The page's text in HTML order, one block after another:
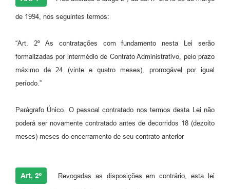
de 1994, nos seguintes termos:
“Art. 2º As contratações com fundamento nesta Lei serão
formalizadas por intermédio de Contrato Administrativo, pelo prazo
máximo de 24 (vinte e quatro meses), prorrogável por igual
período.”
Parágrafo Único. O pessoal contratado nos termos desta Lei não
poderá ser novamente contratado antes de decorridos 18 (dezoito
meses) meses do encerramento de seu contrato anterior
Art. 2º Revogadas as disposições em contrário, esta lei